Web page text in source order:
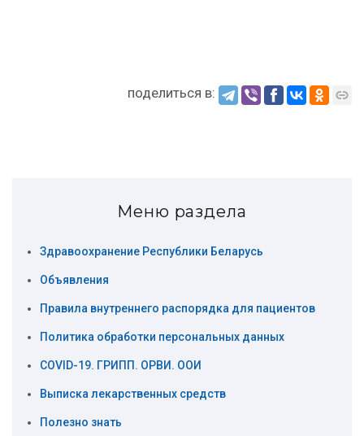
поделиться в:
Меню раздела
Здравоохранение Республики Беларусь
Объявления
Правила внутреннего распорядка для пациентов
Политика обработки персональных данных
COVID-19. ГРИПП. ОРВИ. ООИ
Выписка лекарственных средств
Полезно знать